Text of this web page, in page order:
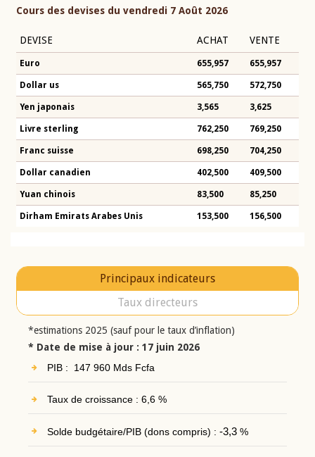
Cours des devises du vendredi 7 Août 2026
DEVISE ACHAT VENTE
Euro 655,957 655,957
Dollar us 565,750 572,750
Yen japonais 3,565 3,625
Livre sterling 762,250 769,250
Franc suisse 698,250 704,250
Dollar canadien 402,500 409,500
Yuan chinois 83,500 85,250
Dirham Emirats Arabes Unis 153,500 156,500
Principaux indicateurs
Taux directeurs
*estimations 2025 (sauf pour le taux d’inflation)
* Date de mise à jour : 17 juin 2026
PIB : 147 960 Mds Fcfa
Taux de croissance : 6,6 %
Solde budgétaire/PIB (dons compris) : -3,3%